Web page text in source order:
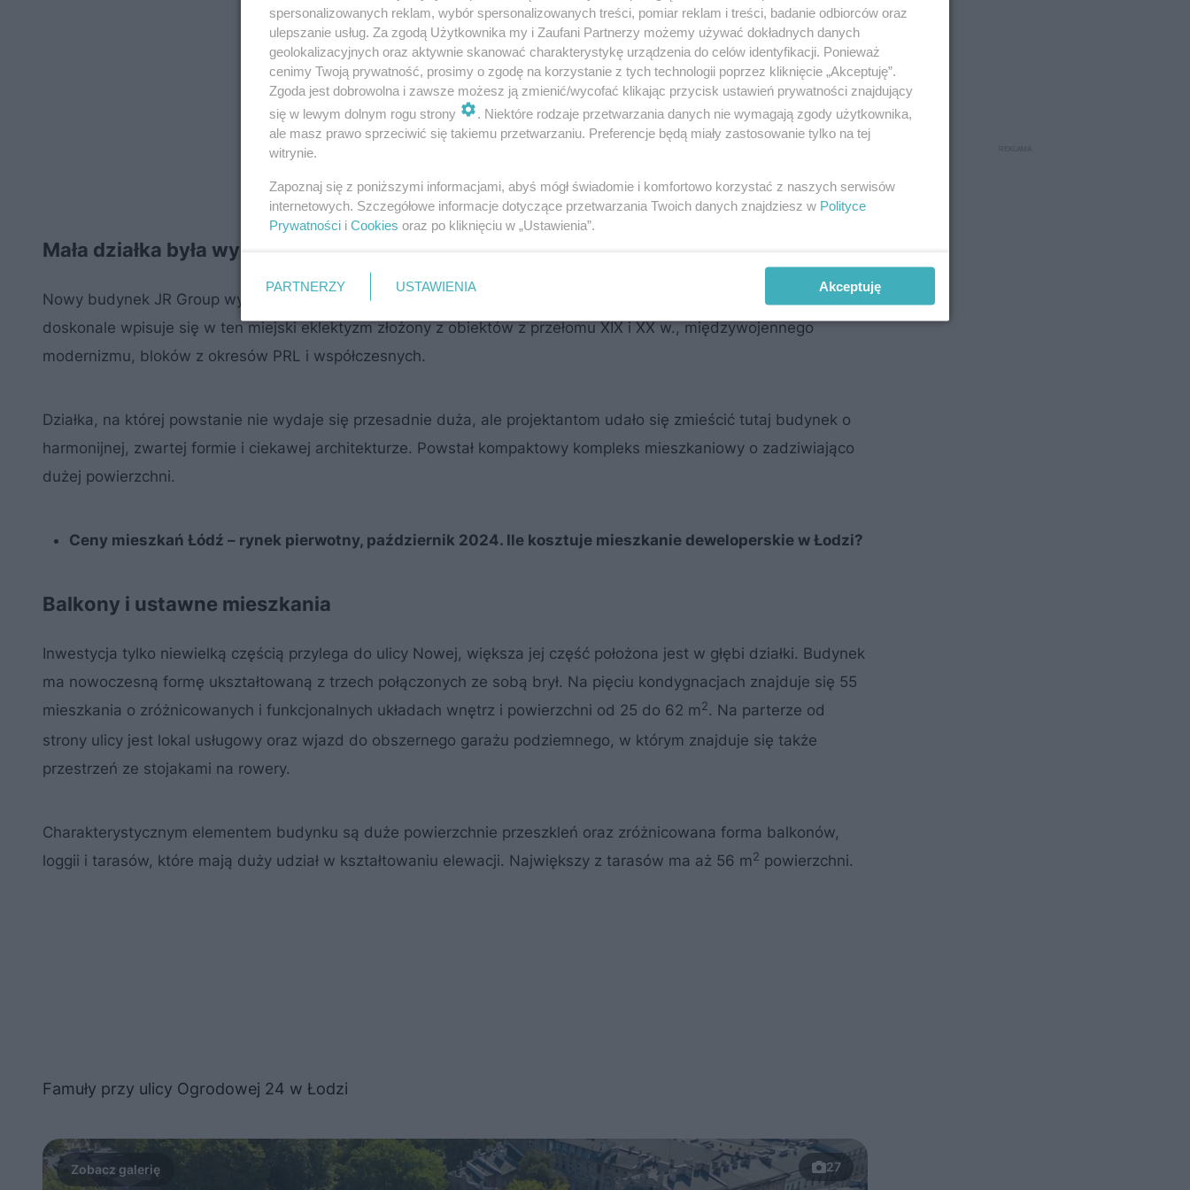
Mała działka była wyzwaniem dla JR Group
Nowy budynek JR Group wybudowany zostanie pośród mozaiki zabudowy z różnych okresów. Jego architektura
doskonale wpisuje się w ten miejski eklektyzm złożony z obiektów z przełomu XIX i XX w., międzywojennego
modernizmu, bloków z okresów PRL i współczesnych.
Działka, na której powstanie nie wydaje się przesadnie duża, ale projektantom udało się zmieścić tutaj budynek o
harmonijnej, zwartej formie i ciekawej architekturze. Powstał kompaktowy kompleks mieszkaniowy o zadziwiająco
dużej powierzchni.
Ceny mieszkań Łódź – rynek pierwotny, październik 2024. Ile kosztuje mieszkanie deweloperskie w Łodzi?
Balkony i ustawne mieszkania
Inwestycja tylko niewielką częścią przylega do ulicy Nowej, większa jej część położona jest w głębi działki. Budynek
ma nowoczesną formę ukształtowaną z trzech połączonych ze sobą brył. Na pięciu kondygnacjach znajduje się 55
mieszkania o zróżnicowanych i funkcjonalnych układach wnętrz i powierzchni od 25 do 62 m2. Na parterze od
strony ulicy jest lokal usługowy oraz wjazd do obszernego garażu podziemnego, w którym znajduje się także
przestrzeń ze stojakami na rowery.
Charakterystycznym elementem budynku są duże powierzchnie przeszkleń oraz zróżnicowana forma balkonów,
loggii i tarasów, które mają duży udział w kształtowaniu elewacji. Największy z tarasów ma aż 56 m2 powierzchni.
Famuły przy ulicy Ogrodowej 24 w Łodzi
27
spersonalizowanych reklam, wybór spersonalizowanych treści, pomiar reklam i treści, badanie odbiorców oraz
ulepszanie usług. Za zgodą Użytkownika my i Zaufani Partnerzy możemy używać dokładnych danych
geolokalizacyjnych oraz aktywnie skanować charakterystykę urządzenia do celów identyfikacji. Ponieważ
cenimy Twoją prywatność, prosimy o zgodę na korzystanie z tych technologii poprzez kliknięcie „Akceptuję”.
Zgoda jest dobrowolna i zawsze możesz ją zmienić/wycofać klikając przycisk ustawień prywatności znajdujący
się w lewym dolnym rogu strony
. Niektóre rodzaje przetwarzania danych nie wymagają zgody użytkownika,
ale masz prawo sprzeciwić się takiemu przetwarzaniu. Preferencje będą miały zastosowanie tylko na tej
witrynie.
Zapoznaj się z poniższymi informacjami, abyś mógł świadomie i komfortowo korzystać z naszych serwisów
internetowych. Szczegółowe informacje dotyczące przetwarzania Twoich danych znajdziesz w Polityce
Prywatności i Cookies oraz po kliknięciu w „Ustawienia”.
PARTNERZY USTAWIENIA Akceptuję